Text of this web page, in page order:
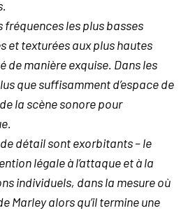
fréquences les plus basses
et texturées aux plus hautes
de manière exquise. Dans les
que suffisamment d’espace de
la scène sonore pour
détail sont exorbitants – le
légale à l’attaque et à la
individuels, dans la mesure où
Marley alors qu’il termine une